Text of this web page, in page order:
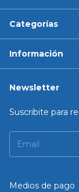
Categorías
Información
Newsletter
Suscribite para
Medios de pago